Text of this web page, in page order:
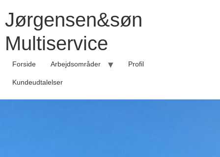
Jørgensen&søn
Multiservice
Forside Arbejdsområder Profil
Kundeudtalelser